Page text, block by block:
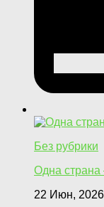
Без рубрики
Одна
22 Июн, 2026